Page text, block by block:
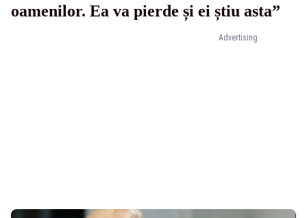
Advertising
oamenilor. Ea va pierde și ei știu asta”